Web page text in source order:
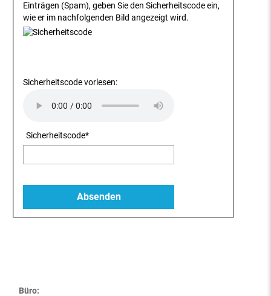
Einträgen (Spam), geben Sie den Sicherheitscode ein,
wie er im nachfolgenden Bild angezeigt wird.
Sicherheitscode vorlesen:
Sicherheitscode*
Büro: